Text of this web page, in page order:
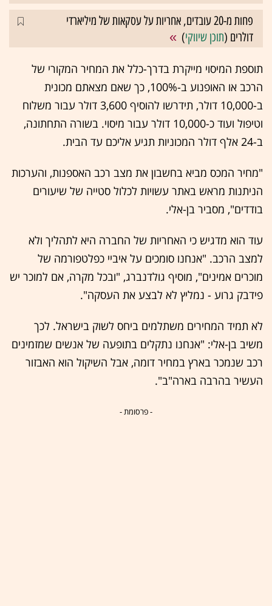
פחות מ-20 עובדים, אחריות על עסקאות של מיליארדי
דולרים (תוכן שיווקי)
תוספת המיסוי מייקרת בדרך-כלל את המחיר המקורי של
הרכב או האופנוע ב-100%, כך שאם מצאתם מכונית
ב-10,000 דולר, תידרשו להוסיף 3,600 דולר עבור משלוח
וטיפול ועוד כ-10,000 דולר עבור מיסוי. בשורה התחתונה,
ב-24 אלף דולר המכוניות תגיע אליכם עד הבית.
"מחיר המכס מביא בחשבון את מצב רכב האספנות, והערכות
הניתנות מראש באתר עשויות לכלול סטייה של שיעורים
בודדים", מסביר בן-אלי.
עוד הוא מדגיש כי האחריות של החברה היא לתהליך ולא
למצב הרכב. "אנחנו סומכים על איביי כפלטפורמה של
מוכרים אמינים", מוסיף גולדנברג, "ובכל מקרה, אם למוכר יש
פידבק גרוע - נמליץ לא לבצע את העסקה".
לא תמיד המחירים משתלמים ביחס לשוק בישראל. לכך
משיב בן-אלי: "אנחנו נתקלים בתופעה של אנשים שמזמינים
רכב שנמכר בארץ במחיר דומה, אבל השיקול הוא האבזור
העשיר בהרבה בארה"ב".
- פרסומת -